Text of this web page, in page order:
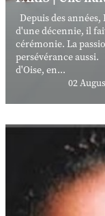
Depuis des
d'une décennie, il
cérémonie. La
persévérance aussi.
d'Oise, en...
02